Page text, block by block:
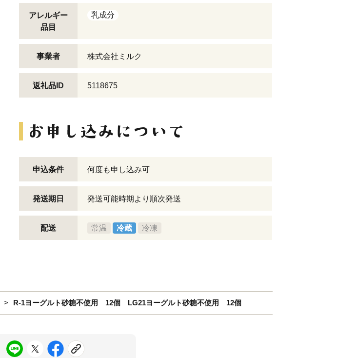
アレルギー
品目
乳成分
事業者 株式会社ミルク
返礼品ID 5118675
申込条件 何度も申し込み可
発送期日 発送可能時期より順次発送
配送 常温 冷蔵 冷凍
R-1ヨーグルト砂糖不使用 12個 LG21ヨーグルト砂糖不使用 12個